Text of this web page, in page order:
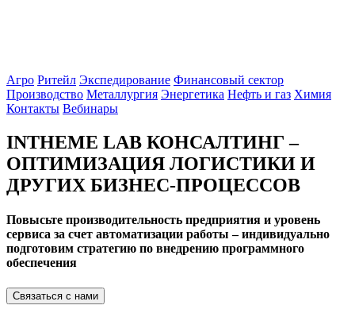
Агро Ритейл Экспедирование Финансовый сектор
Производство Металлургия Энергетика Нефть и газ Химия
Контакты Вебинары
INTHEME LAB КОНСАЛТИНГ –
ОПТИМИЗАЦИЯ ЛОГИСТИКИ И
ДРУГИХ БИЗНЕС-ПРОЦЕССОВ
Повысьте производительность предприятия и уровень
сервиса за счет автоматизации работы – индивидуально
подготовим стратегию по внедрению программного
обеспечения
Связаться с нами